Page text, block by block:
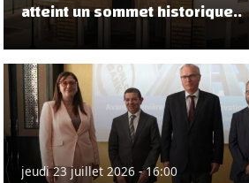
atteint un sommet historique..
jeudi 23 juillet 2026 - 16:00